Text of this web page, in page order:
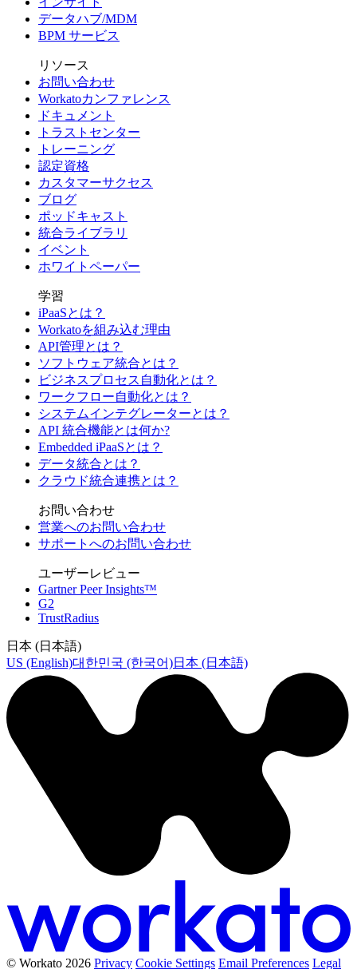
データハブ/MDM
BPM サービス
リソース
お問い合わせ
Workatoカンファレンス
ドキュメント
トラストセンター
トレーニング
認定資格
カスタマーサクセス
ブログ
ポッドキャスト
統合ライブラリ
イベント
ホワイトペーパー
学習
iPaaSとは？
Workatoを組み込む理由
API管理とは？
ソフトウェア統合とは？
ビジネスプロセス自動化とは？
ワークフロー自動化とは？
システムインテグレーターとは？
API 統合機能とは何か?
Embedded iPaaSとは？
データ統合とは？
クラウド統合連携とは？
お問い合わせ
営業へのお問い合わせ
サポートへのお問い合わせ
ユーザーレビュー
Gartner Peer Insights™
G2
TrustRadius
日本 (日本語)
US (English)대한민국 (한국어)日本 (日本語)
© Workato 2026 Privacy Cookie Settings Email Preferences Legal